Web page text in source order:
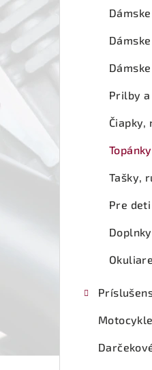
e
l
Prilby
Čiapky,
Tašky,
Pre deti
Doplnky
Okuliare
Motocykle